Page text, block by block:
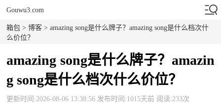
Gouwu3.com
箱包 >博客 > amazing song是什么牌子？amazing song是什么档次什
么价位？
amazing song是什么牌子？amazin
g song是什么档次什么价位？
更新时间:2026-08-06 13:38:56 发布时间:1015天前 阅读:233次